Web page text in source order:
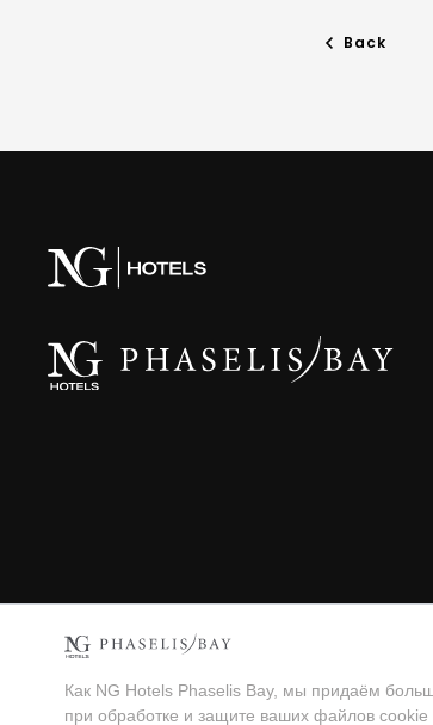
Back